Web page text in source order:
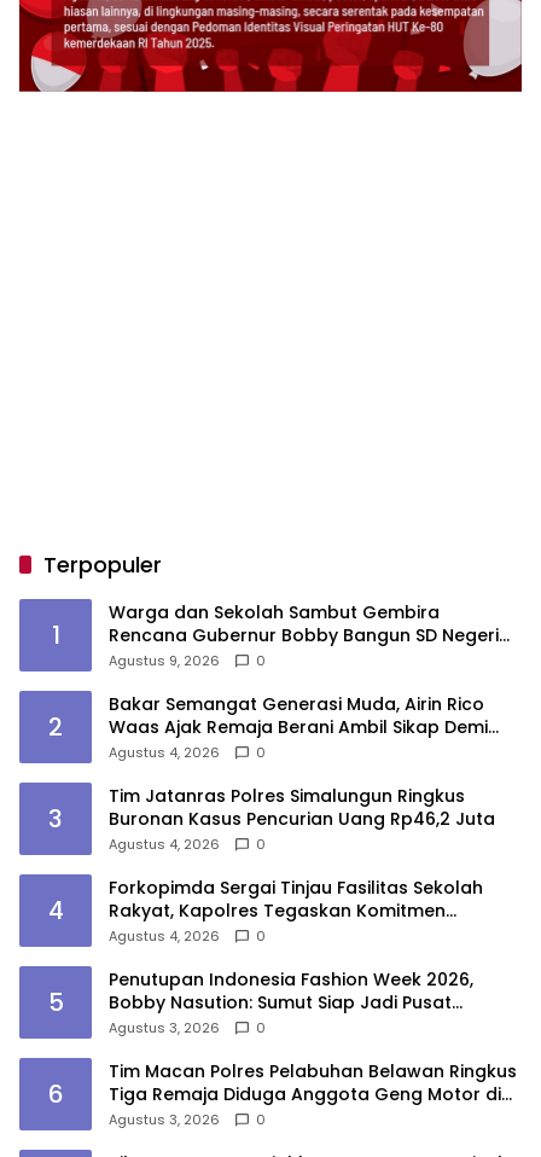
Terpopuler
1
Warga dan Sekolah Sambut Gembira
Rencana Gubernur Bobby Bangun SD Negeri
Lasara di Nias Utara
Agustus 9, 2026 0
2
Bakar Semangat Generasi Muda, Airin Rico
Waas Ajak Remaja Berani Ambil Sikap Demi
Masa Depan
Agustus 4, 2026 0
3
Tim Jatanras Polres Simalungun Ringkus
Buronan Kasus Pencurian Uang Rp46,2 Juta
Agustus 4, 2026 0
4
Forkopimda Sergai Tinjau Fasilitas Sekolah
Rakyat, Kapolres Tegaskan Komitmen
Ciptakan Lingkungan Belajar Aman dan
Agustus 4, 2026 0
5
Penutupan Indonesia Fashion Week 2026,
Bobby Nasution: Sumut Siap Jadi Pusat
Fashion Indonesia Lewat Wastra
Agustus 3, 2026 0
6
Tim Macan Polres Pelabuhan Belawan Ringkus
Tiga Remaja Diduga Anggota Geng Motor di
Marelan
Agustus 3, 2026 0